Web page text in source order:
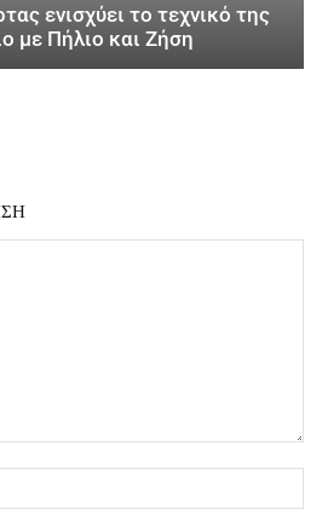
ενισχύει το τεχνικό της
με Πήλιο και Ζήση